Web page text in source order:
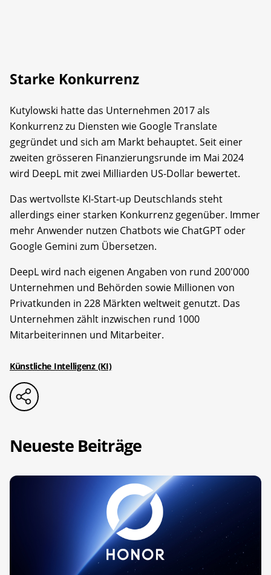
Starke Konkurrenz
Kutylowski hatte das Unternehmen 2017 als
Konkurrenz zu Diensten wie Google Translate
gegründet und sich am Markt behauptet. Seit einer
zweiten grösseren Finanzierungsrunde im Mai 2024
wird DeepL mit zwei Milliarden US-Dollar bewertet.
Das wertvollste KI-Start-up Deutschlands steht
allerdings einer starken Konkurrenz gegenüber. Immer
mehr Anwender nutzen Chatbots wie ChatGPT oder
Google Gemini zum Übersetzen.
DeepL wird nach eigenen Angaben von rund 200'000
Unternehmen und Behörden sowie Millionen von
Privatkunden in 228 Märkten weltweit genutzt. Das
Unternehmen zählt inzwischen rund 1000
Mitarbeiterinnen und Mitarbeiter.
Künstliche Intelligenz (KI)
Neueste Beiträge